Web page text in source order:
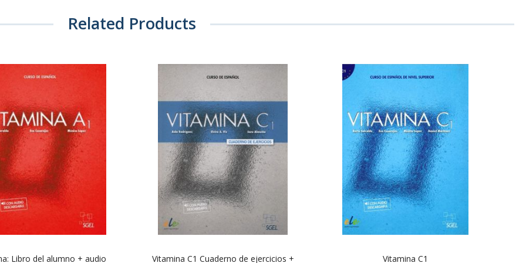
Related Products
Libro del alumno + audio Vitamina C1 Cuaderno de ejercicios + Vitamina C1